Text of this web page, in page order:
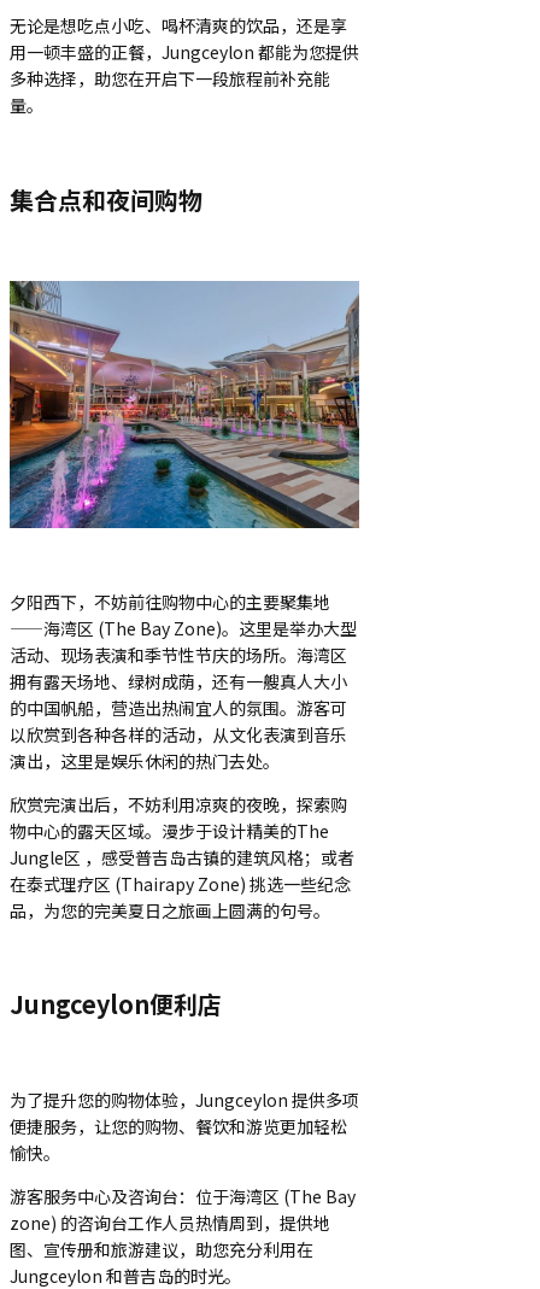
无论是想吃点小吃、喝杯清爽的饮品，还是享
用一顿丰盛的正餐，Jungceylon 都能为您提供
多种选择，助您在开启下一段旅程前补充能
量。
集合点和夜间购物
夕阳西下，不妨前往购物中心的主要聚集地
——海湾区 (The Bay Zone)。这里是举办大型
活动、现场表演和季节性节庆的场所。海湾区
拥有露天场地、绿树成荫，还有一艘真人大小
的中国帆船，营造出热闹宜人的氛围。游客可
以欣赏到各种各样的活动，从文化表演到音乐
演出，这里是娱乐休闲的热门去处。
欣赏完演出后，不妨利用凉爽的夜晚，探索购
物中心的露天区域。漫步于设计精美的The
Jungle区 ，感受普吉岛古镇的建筑风格；或者
在泰式理疗区 (Thairapy Zone) 挑选一些纪念
品，为您的完美夏日之旅画上圆满的句号。
Jungceylon便利店
为了提升您的购物体验，Jungceylon 提供多项
便捷服务，让您的购物、餐饮和游览更加轻松
愉快。
游客服务中心及咨询台：位于海湾区 (The Bay
zone) 的咨询台工作人员热情周到，提供地
图、宣传册和旅游建议，助您充分利用在
Jungceylon 和普吉岛的时光。